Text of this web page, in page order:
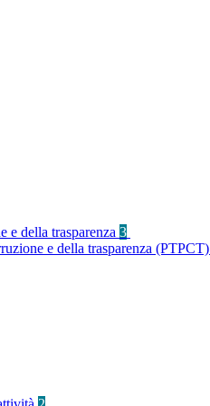
e della trasparenza 3
e della trasparenza (PTPCT)